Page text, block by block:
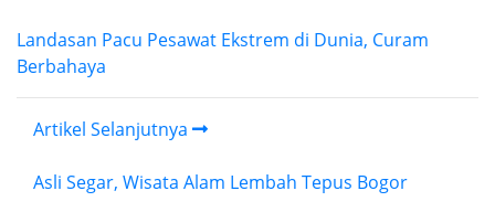
Landasan Pacu Pesawat Ekstrem di Dunia, Curam
Berbahaya
Artikel Selanjutnya
Asli Segar, Wisata Alam Lembah Tepus Bogor